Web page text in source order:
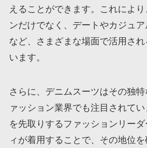
えることができます。これによ
ンだけでなく、デートやカジュ
など、さまざまな場面で活用さ
います。
さらに、デニムスーツはその独
ァッション業界でも注目されて
を先取りするファッションリー
ィが着用することで、その地位